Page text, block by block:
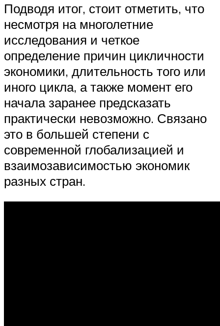
Подводя итог, стоит отметить, что
несмотря на многолетние
исследования и четкое
определение причин цикличности
экономики, длительность того или
иного цикла, а также момент его
начала заранее предсказать
практически невозможно. Связано
это в большей степени с
современной глобализацией и
взаимозависимостью экономик
разных стран.